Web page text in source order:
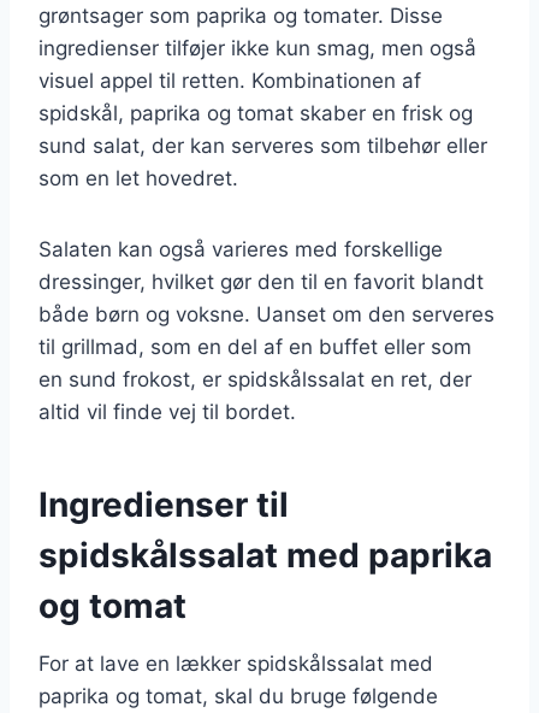
grøntsager som paprika og tomater. Disse
ingredienser tilføjer ikke kun smag, men også
visuel appel til retten. Kombinationen af
spidskål, paprika og tomat skaber en frisk og
sund salat, der kan serveres som tilbehør eller
som en let hovedret.
Salaten kan også varieres med forskellige
dressinger, hvilket gør den til en favorit blandt
både børn og voksne. Uanset om den serveres
til grillmad, som en del af en buffet eller som
en sund frokost, er spidskålssalat en ret, der
altid vil finde vej til bordet.
Ingredienser til
spidskålssalat med paprika
og tomat
For at lave en lækker spidskålssalat med
paprika og tomat, skal du bruge følgende